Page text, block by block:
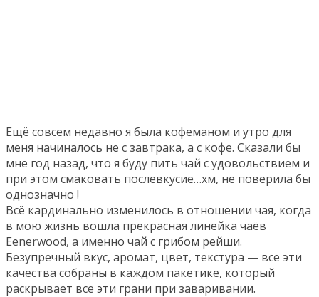
Ещё совсем недавно я была кофеманом и утро для
меня начиналось не с завтрака, а с кофе. Сказали бы
мне год назад, что я буду пить чай с удовольствием и
при этом смаковать послевкусие…хм, не поверила бы
однозначно !
Всё кардинально изменилось в отношении чая, когда
в мою жизнь вошла прекрасная линейка чаёв
Eenerwood, а именно чай с грибом рейши.
Безупречный вкус, аромат, цвет, текстура — все эти
качества собраны в каждом пакетике, который
раскрывает все эти грани при заваривании.